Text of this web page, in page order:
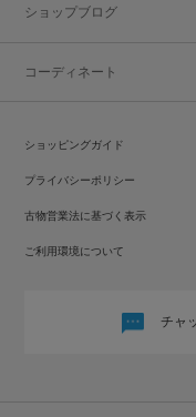
ショップブログ
コーディネート
ショッピングガイド
プライバシーポリシー
古物営業法に基づく表示
ご利用環境について
チャ